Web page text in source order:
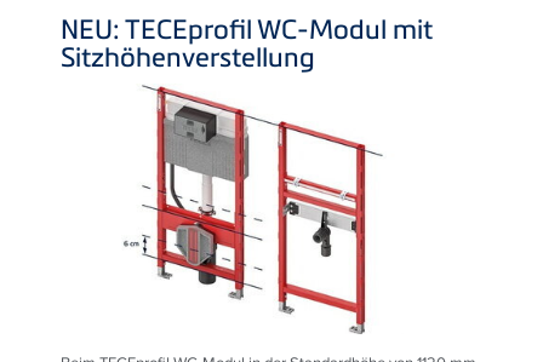
NEU: TECEprofil WC-Modul mit
Sitzhöhenverstellung